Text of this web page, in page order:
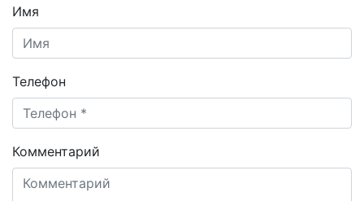
Имя
Телефон
Комментарий